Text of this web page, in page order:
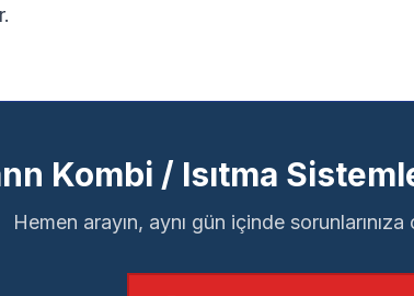
Kombi / Isıtma
Hemen arayın, aynı gün içinde sorunlarınıza